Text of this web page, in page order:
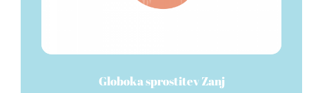
Globoka sprostitev Zanj